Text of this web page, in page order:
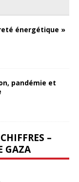
énergétique »
pandémie et
–
GAZA